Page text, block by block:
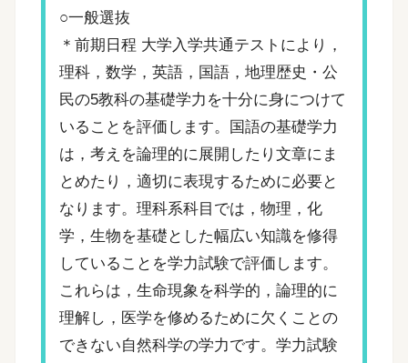
○一般選抜
＊前期日程 大学入学共通テストにより，
理科，数学，英語，国語，地理歴史・公
民の5教科の基礎学力を十分に身につけて
いることを評価します。国語の基礎学力
は，考えを論理的に展開したり文章にま
とめたり，適切に表現するために必要と
なります。理科系科目では，物理，化
学，生物を基礎とした幅広い知識を修得
していることを学力試験で評価します。
これらは，生命現象を科学的，論理的に
理解し，医学を修めるために欠くことの
できない自然科学の学力です。学力試験